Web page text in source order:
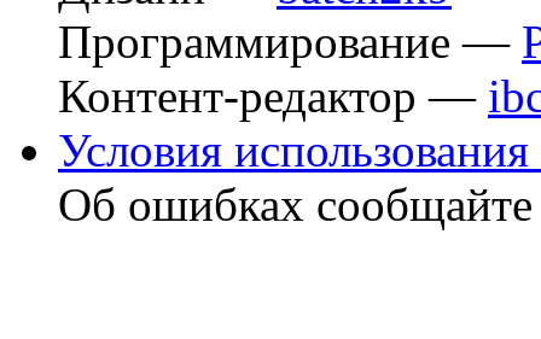
Программирование —
Контент-редактор —
Условия использования
Об ошибках